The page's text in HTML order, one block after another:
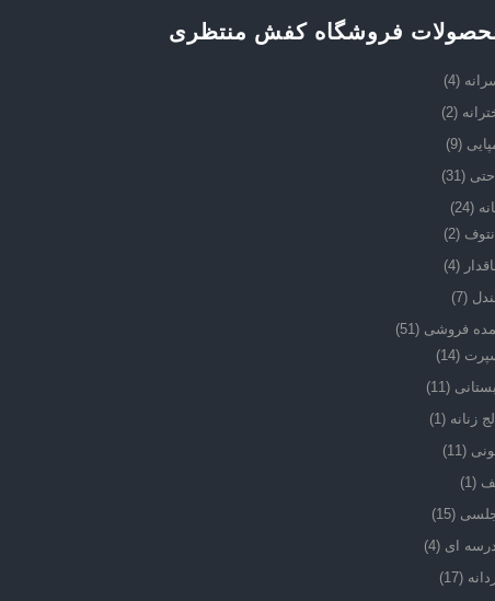
فروشگاه کفش منتظری
(4)
(2)
(9)
(31)
(24)
(2)
(4)
(7)
فروشی (51)
(14)
(11)
زنانه (1)
(11)
(1)
(15)
ای (4)
(17)